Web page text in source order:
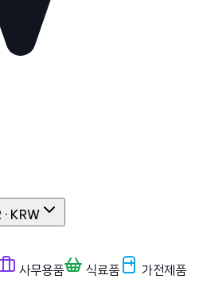
· KRW
사무용품 식료품
가전제품